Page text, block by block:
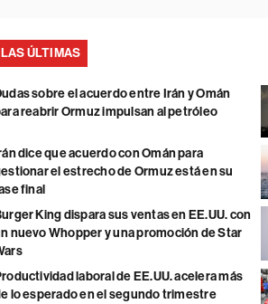
LAS ÚLTIMAS
sobre el acuerdo entre Irán y Omán
reabrir Ormuz impulsan al petróleo
dice que acuerdo con Omán para
el estrecho de Ormuz está en su
final
King dispara sus ventas en EE.UU. con
nuevo Whopper y una promoción de Star
laboral de EE.UU. acelera más
lo esperado en el segundo trimestre